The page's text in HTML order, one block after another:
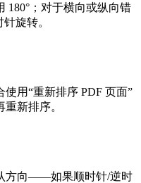
180°；对于横向或纵向错
旋转。
用“重新排序 PDF 页面”
新排序。
方向——如果顺时针/逆时